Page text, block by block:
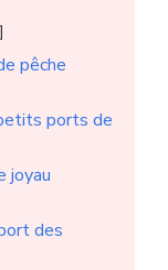
pêche
ports de
joyau
des